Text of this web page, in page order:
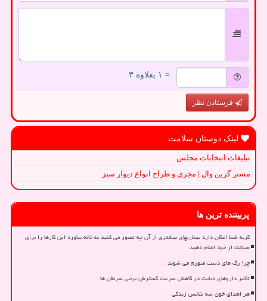
= ۱ بعلاوه ۳
فرستادن نظر
لینک دوستان سلامت
تبلیغات انتخابات مجلس
مستر گرین وال | مجری و طراح انواع دیوار سبز
پربیننده ترین ها
گربه شما امکان دارد بیماریهای بیشتری از آن چه تصور می کنید به خانه بیاورد این کارها را برای
صیانت از خود انجام دهید
چرا رگ های دست متورم می شوند
تأثیر داروهای دیابت در کاهش سرعت گسترش برخی سرطان ها
هر اهدای خون سه شانس زندگی